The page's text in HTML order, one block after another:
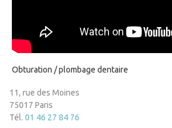
Obturation / plombage dentaire
11, rue des Moines
75017 Paris
Tél. 01 46 27 84 76